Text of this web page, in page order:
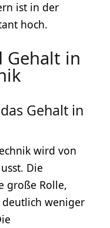
ist in der
hoch.
Gehalt in
Gehalt in
wird von
Die
große Rolle,
weniger